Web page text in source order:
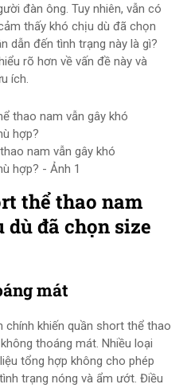
đàn ông. Tuy nhiên, vẫn có
thấy khó chịu dù đã chọn
dẫn đến tình trạng này là gì?
rõ hơn về vấn đề này và
ích.
nam vẫn gây khó
hợp? - Ảnh 1
thể thao nam
đã chọn size
mát
chính khiến quần short thể thao
thoáng mát. Nhiều loại
tổng hợp không cho phép
trạng nóng và ẩm ướt. Điều